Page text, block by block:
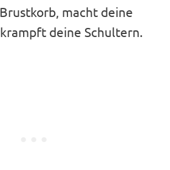
macht deine
deine Schultern.